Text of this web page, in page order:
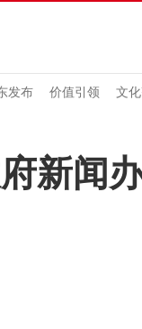
发布 价值引领 文
新闻